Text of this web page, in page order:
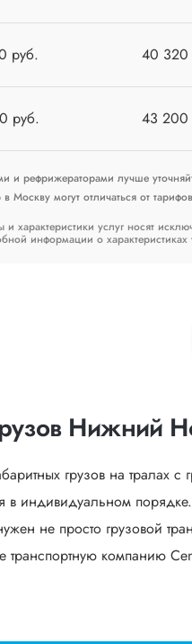
руб. 40 320
руб. 43 200
и рефрижераторами лучше
могут отличаться от
услуг носят
информации о
Нижний
грузов на тралах
в индивидуальном
не просто грузовой
транспортную компанию